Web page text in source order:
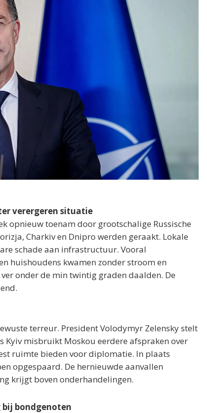
verergeren situatie
opnieuw toenam door grootschalige Russische
Charkiv en Dnipro werden geraakt. Lokale
schade aan infrastructuur. Vooral
huishoudens kwamen zonder stroom en
onder de min twintig graden daalden. De
terreur. President Volodymyr Zelensky stelt
Kyiv misbruikt Moskou eerdere afspraken over
ruimte bieden voor diplomatie. In plaats
opgespaard. De hernieuwde aanvallen
krijgt boven onderhandelingen.
bondgenoten